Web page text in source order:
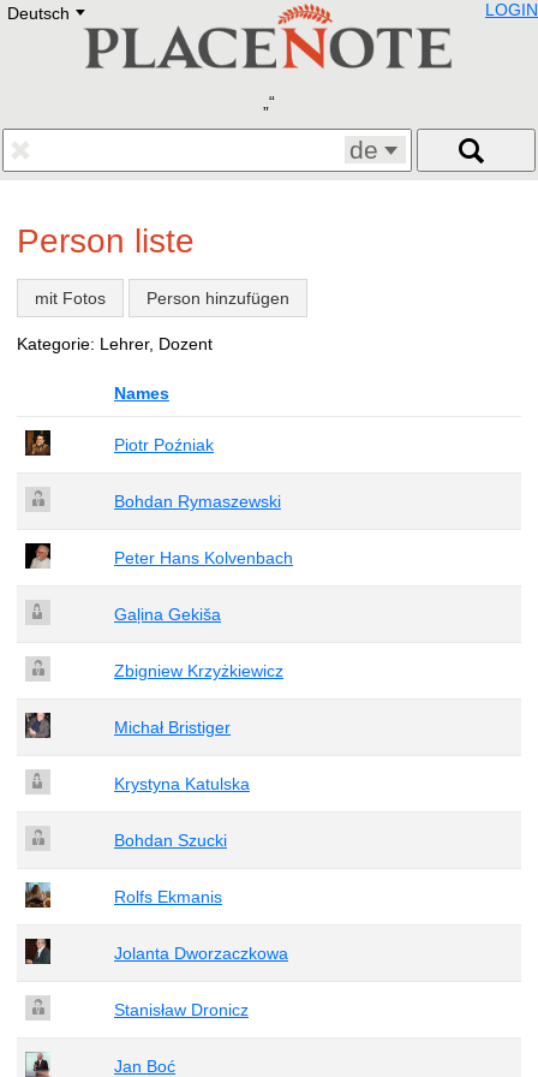
Deutsch E
Deutsch
Francais
Polski
Eestikeelne
LOGIN
de
Person liste
mit Fotos Person hinzufügen
Kategorie: Lehrer, Dozent
Names
Piotr Poźniak
Bohdan Rymaszewski
Peter Hans Kolvenbach
Gaļina Gekiša
Zbigniew Krzyżkiewicz
Michał Bristiger
Krystyna Katulska
Bohdan Szucki
Rolfs Ekmanis
Jolanta Dworzaczkowa
Stanisław Dronicz
Jan Boć